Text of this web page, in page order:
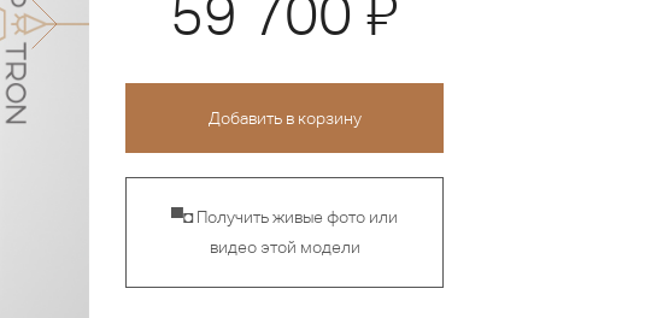
59 700
▀◘ Получить живые фото или
видео этой модели